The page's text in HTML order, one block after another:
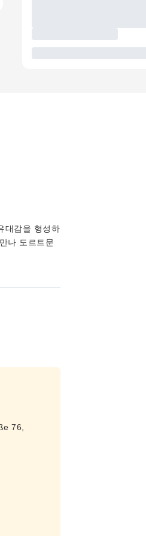
대감을 형성하
나 도르트문
76,